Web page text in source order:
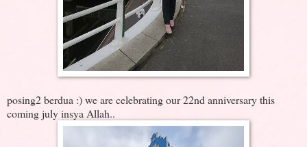
posing2 berdua :) we are celebrating our 22nd anniversary this
coming july insya Allah..